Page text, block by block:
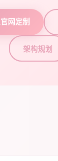
网定制
架构规划